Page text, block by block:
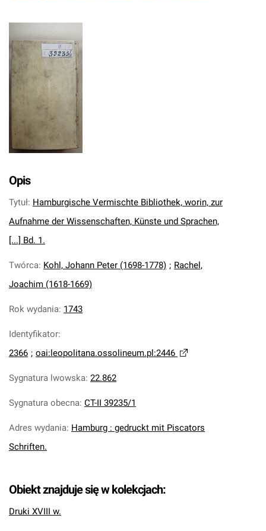
Opis
Tytuł: Hamburgische Vermischte Bibliothek, worin, zur
Aufnahme der Wissenschaften, Künste und Sprachen,
[...] Bd. 1.
Twórca: Kohl, Johann Peter (1698-1778) ; Rachel,
Joachim (1618-1669)
Rok wydania: 1743
Identyfikator:
2366 ; oai:leopolitana.ossolineum.pl:2446
Sygnatura lwowska: 22.862
Sygnatura obecna: CT-II 39235/1
Adres wydania: Hamburg : gedruckt mit Piscators
Schriften.
Obiekt znajduje się w kolekcjach:
Druki XVIII w.